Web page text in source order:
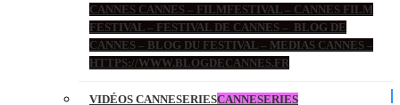
CANNES CANNES – FILMFESTIVAL – CANNES FILM
FESTIVAL – FESTIVAL DE CANNES – BLOG DE
CANNES – BLOG DU FESTIVAL – MEDIAS CANNES –
HTTPS://WWW.BLOGDECANNES.FR
VIDÉOS CANNESERIESCANNESERIES